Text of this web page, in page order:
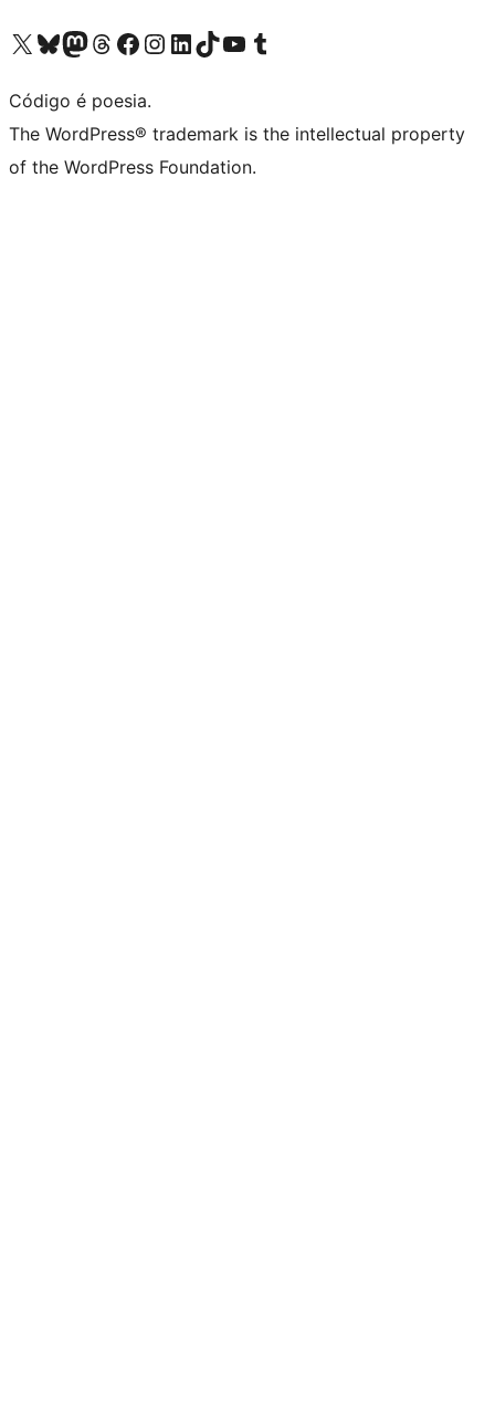
Visite a nossa conta X (antigo Twitter)
Visit our Bluesky account
Visit our Mastodon account
Visit our Threads account
Visite a nossa página do Facebook
Visite a nossa conta no Instagram
Visite a nossa conta no LinkedIn
Visit our TikTok account
Visit our YouTube channel
Visit our Tumblr account
Código é poesia.
The WordPress® trademark is the intellectual property
of the WordPress Foundation.